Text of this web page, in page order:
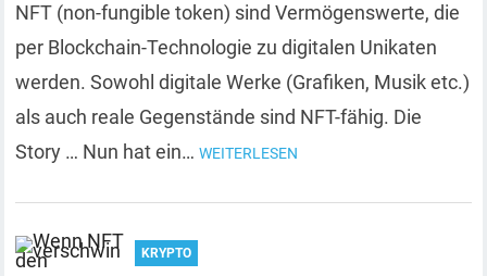
NFT (non-fungible token) sind Vermögenswerte, die
per Blockchain-Technologie zu digitalen Unikaten
werden. Sowohl digitale Werke (Grafiken, Musik etc.)
als auch reale Gegenstände sind NFT-fähig. Die
Story … Nun hat ein…WEITERLESEN
KRYPTO